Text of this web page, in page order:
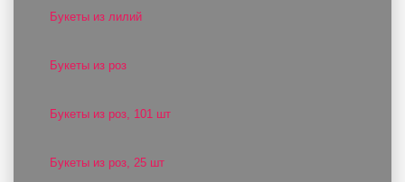
Букеты из лилий
Букеты из роз
Букеты из роз, 101 шт
Букеты из роз, 25 шт